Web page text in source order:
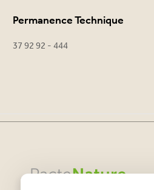
Permanence Technique
37 92 92 - 444